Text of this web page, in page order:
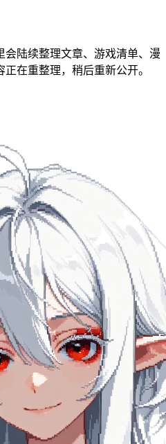
陆续整理文章、游戏清单、漫
在重整理，稍后重新公开。